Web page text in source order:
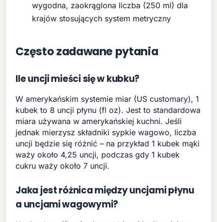
wygodna, zaokrąglona liczba (250 ml) dla
krajów stosujących system metryczny
Często zadawane pytania
Ile uncji mieści się w kubku?
W amerykańskim systemie miar (US customary), 1
kubek to 8 uncji płynu (fl oz). Jest to standardowa
miara używana w amerykańskiej kuchni. Jeśli
jednak mierzysz składniki sypkie wagowo, liczba
uncji będzie się różnić – na przykład 1 kubek mąki
waży około 4,25 uncji, podczas gdy 1 kubek
cukru waży około 7 uncji.
Jaka jest różnica między uncjami płynu
a uncjami wagowymi?